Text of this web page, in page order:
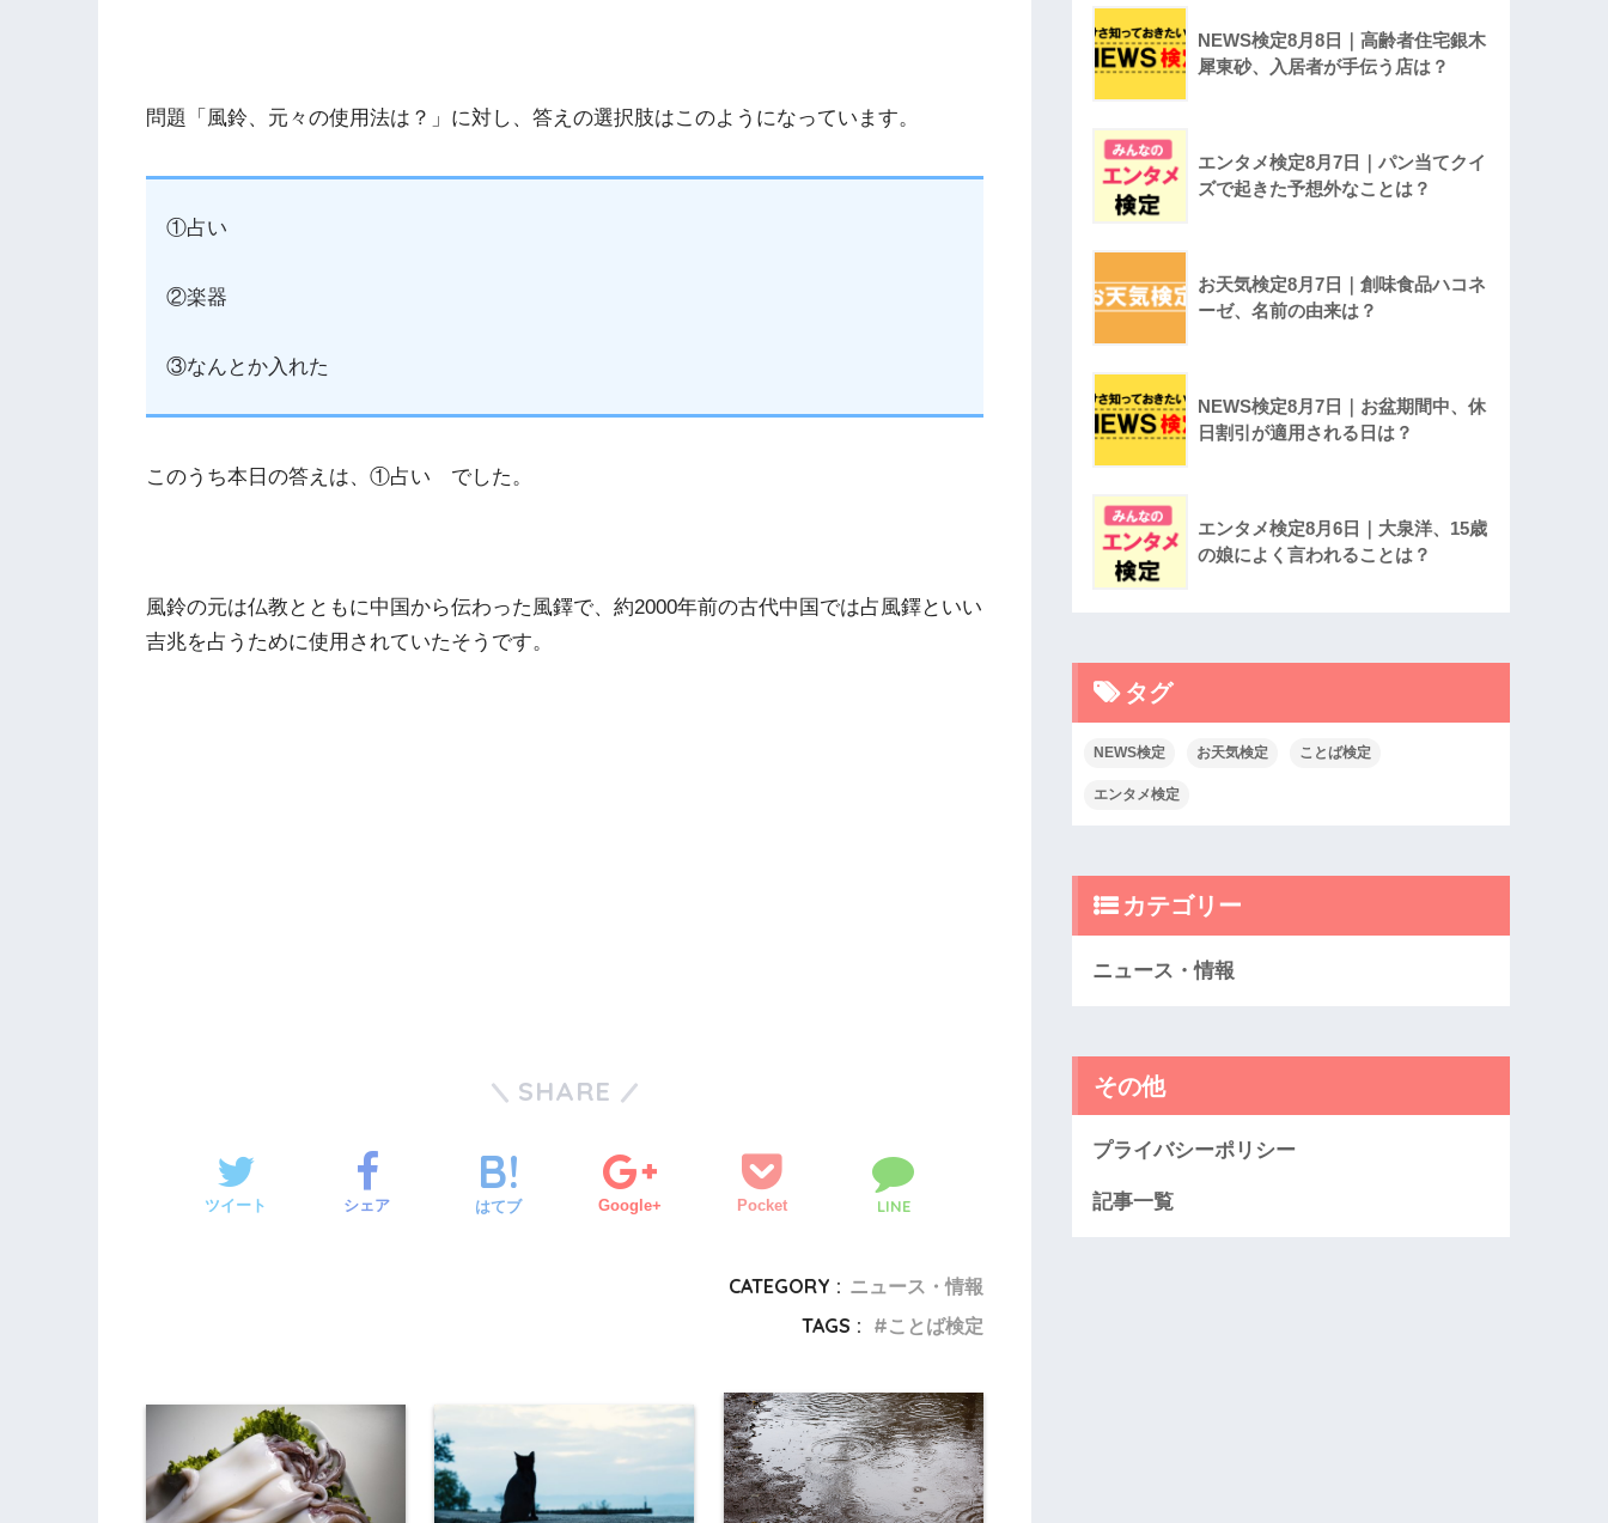
問題「風鈴、元々の使用法は？」に対し、答えの選択肢はこのようになっています。
①占い
②楽器
③なんとか入れた
このうち本日の答えは、①占い でした。
風鈴の元は仏教とともに中国から伝わった風鐸で、約2000年前の古代中国では占風鐸といい
吉兆を占うために使用されていたそうです。
SHARE
ツイート シェア はてブ Google+ Pocket LINE
CATEGORY : ニュース・情報
TAGS :
ことば検定
NEWS検定8月8日｜高齢者住宅銀木
犀東砂、入居者が手伝う店は？
エンタメ検定8月7日｜パン当てクイ
ズで起きた予想外なことは？
お天気検定8月7日｜創味食品ハコネ
ーゼ、名前の由来は？
NEWS検定8月7日｜お盆期間中、休
日割引が適用される日は？
エンタメ検定8月6日｜大泉洋、15歳
の娘によく言われることは？
タグ
NEWS検定 お天気検定 ことば検定
エンタメ検定
カテゴリー
ニュース・情報
その他
プライバシーポリシー
記事一覧